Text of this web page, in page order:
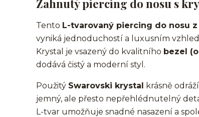
Zahnutý piercing do nosu s
Tento L-tvarovaný piercing do nosu
vyniká jednoduchostí a luxusním
Krystal je vsazený do kvalitního bezel
dodává čistý a moderní styl.
Použitý Swarovski krystal krásně
jemný, ale přesto nepřehlédnutelný
L-tvar umožňuje snadné nasazení a